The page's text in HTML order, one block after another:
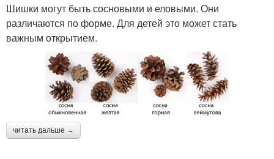
Шишки могут быть сосновыми и еловыми. Они
различаются по форме. Для детей это может стать
важным открытием.
читать дальше →